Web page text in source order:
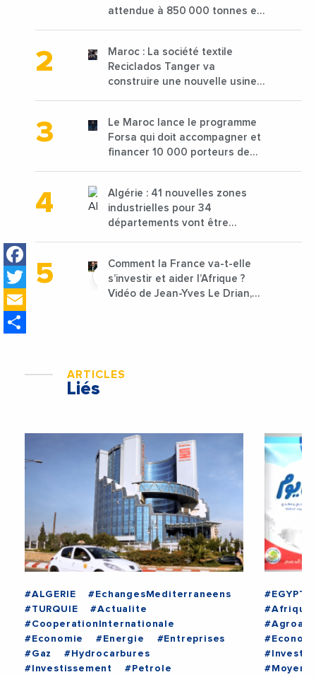
Facebook
Twitter
attendue à 850 000 tonnes en
Maroc : La société textile
Reciclados Tanger va
construire une nouvelle usine
Le Maroc lance le programme
Forsa qui doit accompagner et
financer 10 000 porteurs de
Algérie : 41 nouvelles zones
industrielles pour 34
départements vont être
Comment la France va-t-elle
s’investir et aider l’Afrique ?
Vidéo de Jean-Yves Le Drian,
ARTICLES
Liés
#ALGERIE
#EchangesMediterraneens
#TURQUIE
#Actualite
#CooperationInternationale
#Economie
#Energie
#Entreprises
#Gaz
#Hydrocarbures
#Investissement
#Petrole
#EGYPTE